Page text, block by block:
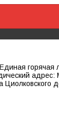
горячая
адрес:
Циолковского